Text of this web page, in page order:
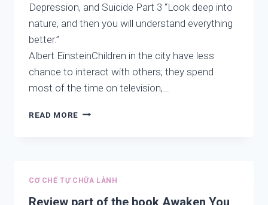
Depression, and Suicide Part 3 “Look deep into
nature, and then you will understand everything
better.”
Albert EinsteinChildren in the city have less
chance to interact with others; they spend
most of the time on television,…
READ MORE AWAKEN
LETTER
READERS,
CƠ CHẾ TỰ CHỮA LÀNH